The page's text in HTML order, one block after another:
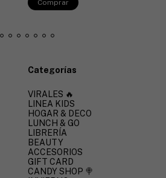
Comprar
Categorías
VIRALES 🔥
LINEA KIDS
HOGAR & DECO
LUNCH & GO
LIBRERÍA
BEAUTY
ACCESORIOS
GIFT CARD
CANDY SHOP 🍭